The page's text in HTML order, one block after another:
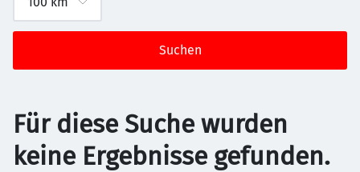
Suchen
Für diese Suche wurden
keine Ergebnisse gefunden.